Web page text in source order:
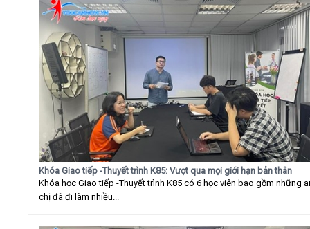
Khóa Giao tiếp -Thuyết trình K85: Vượt qua mọi giới hạn bản thân
Khóa học Giao tiếp -Thuyết trình K85 có 6 học viên bao gồm những
chị đã đi làm nhiều...